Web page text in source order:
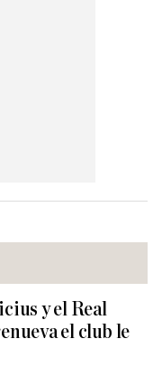
y el Real
el club le